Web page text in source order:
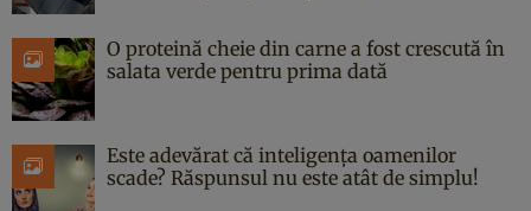
O proteină cheie din carne a fost crescută în
salata verde pentru prima dată
Este adevărat că inteligența oamenilor
scade? Răspunsul nu este atât de simplu!